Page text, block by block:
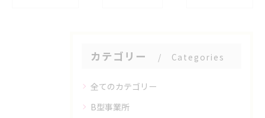
カテゴリー Categories
全てのカテゴリー
B型事業所